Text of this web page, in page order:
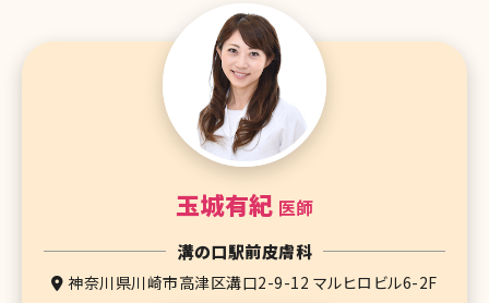
玉城有紀 医師
溝の口駅前皮膚科
神奈川県川崎市高津区溝口2-9-12 マルヒロビル6-2F